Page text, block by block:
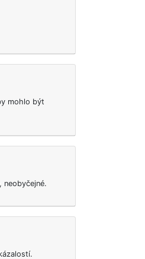
mohlo být
neobyčejné.